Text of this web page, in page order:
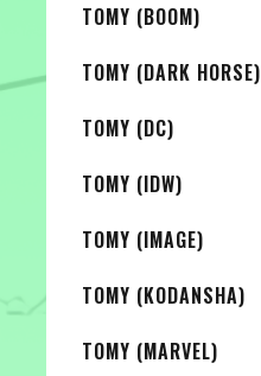
TOMY (BOOM)
TOMY (DARK HORSE)
TOMY (DC)
TOMY (IDW)
TOMY (IMAGE)
TOMY (KODANSHA)
TOMY (MARVEL)